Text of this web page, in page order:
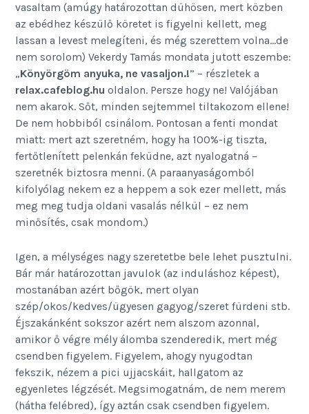
vasaltam (amúgy határozottan dühösen, mert közben
az ebédhez készülő köretet is figyelni kellett, meg
lassan a levest melegíteni, és még szerettem volna…de
nem sorolom) Vekerdy Tamás mondata jutott eszembe:
„Könyörgöm anyuka, ne vasaljon.!” – részletek a
relax.cafeblog.hu oldalon. Persze hogy ne! Valójában
nem akarok. Sőt, minden sejtemmel tiltakozom ellene!
De nem hobbiból csinálom. Pontosan a fenti mondat
miatt: mert azt szeretném, hogy ha 100%-ig tiszta,
fertőtlenített pelenkán feküdne, azt nyalogatná –
szeretnék biztosra menni. (A paraanyaságomból
kifolyólag nekem ez a heppem a sok ezer mellett, más
meg meg tudja oldani vasalás nélkül – ez nem
minősítés, csak mondom.)
Igen, a mélységes nagy szeretetbe bele lehet pusztulni.
Bár már határozottan javulok (az induláshoz képest),
mostanában azért bőgök, mert olyan
szép/okos/kedves/ügyesen gagyog/szeret fürdeni stb.
Éjszakánként sokszor azért nem alszom azonnal,
amikor ő végre mély álomba szenderedik, mert még
csendben figyelem. Figyelem, ahogy nyugodtan
fekszik, nézem a pici ujjacskáit, hallgatom az
egyenletes légzését. Megsimogatnám, de nem merem
(hátha felébred), így aztán csak csendben figyelem.